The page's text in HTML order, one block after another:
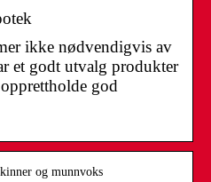
ikke nødvendigvis av
et godt utvalg produkter
god
og munnvoks